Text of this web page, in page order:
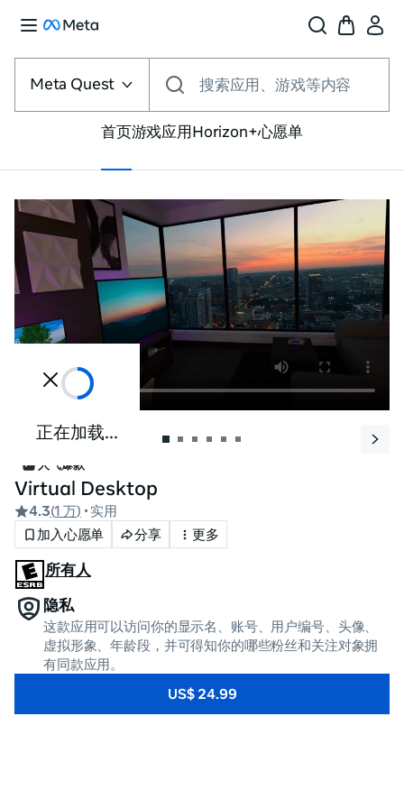
首页游戏应用Horizon+心愿单
平
Meta Quest 搜索应用、游戏等内容
人气爆款
Virtual Desktop
4.3(1 万) • 实用
加入心愿单
分享 更多
所有人
隐私
这款应用可以访问你的显示名、账号、用户编号、头像、
虚拟形象、年龄段，并可得知你的哪些粉丝和关注对象拥
有同款应用。
US$ 24.99
正在加载...